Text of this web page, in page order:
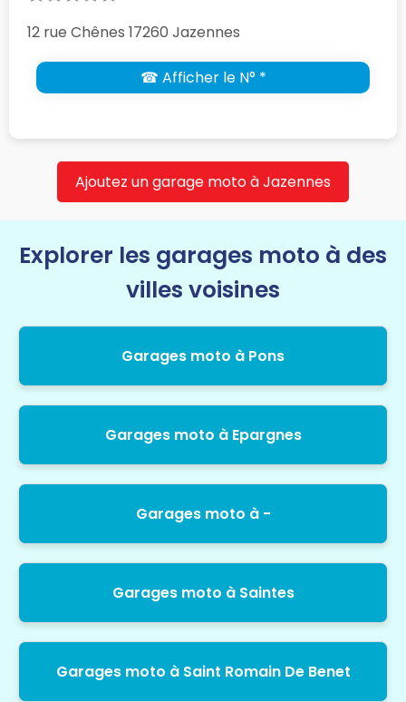
12 rue Chênes 17260 Jazennes
☎ Afficher le N° *
Ajoutez un garage moto à Jazennes
Explorer les garages moto à des
villes voisines
Garages moto à Pons
Garages moto à Epargnes
Garages moto à -
Garages moto à Saintes
Garages moto à Saint Romain De Benet